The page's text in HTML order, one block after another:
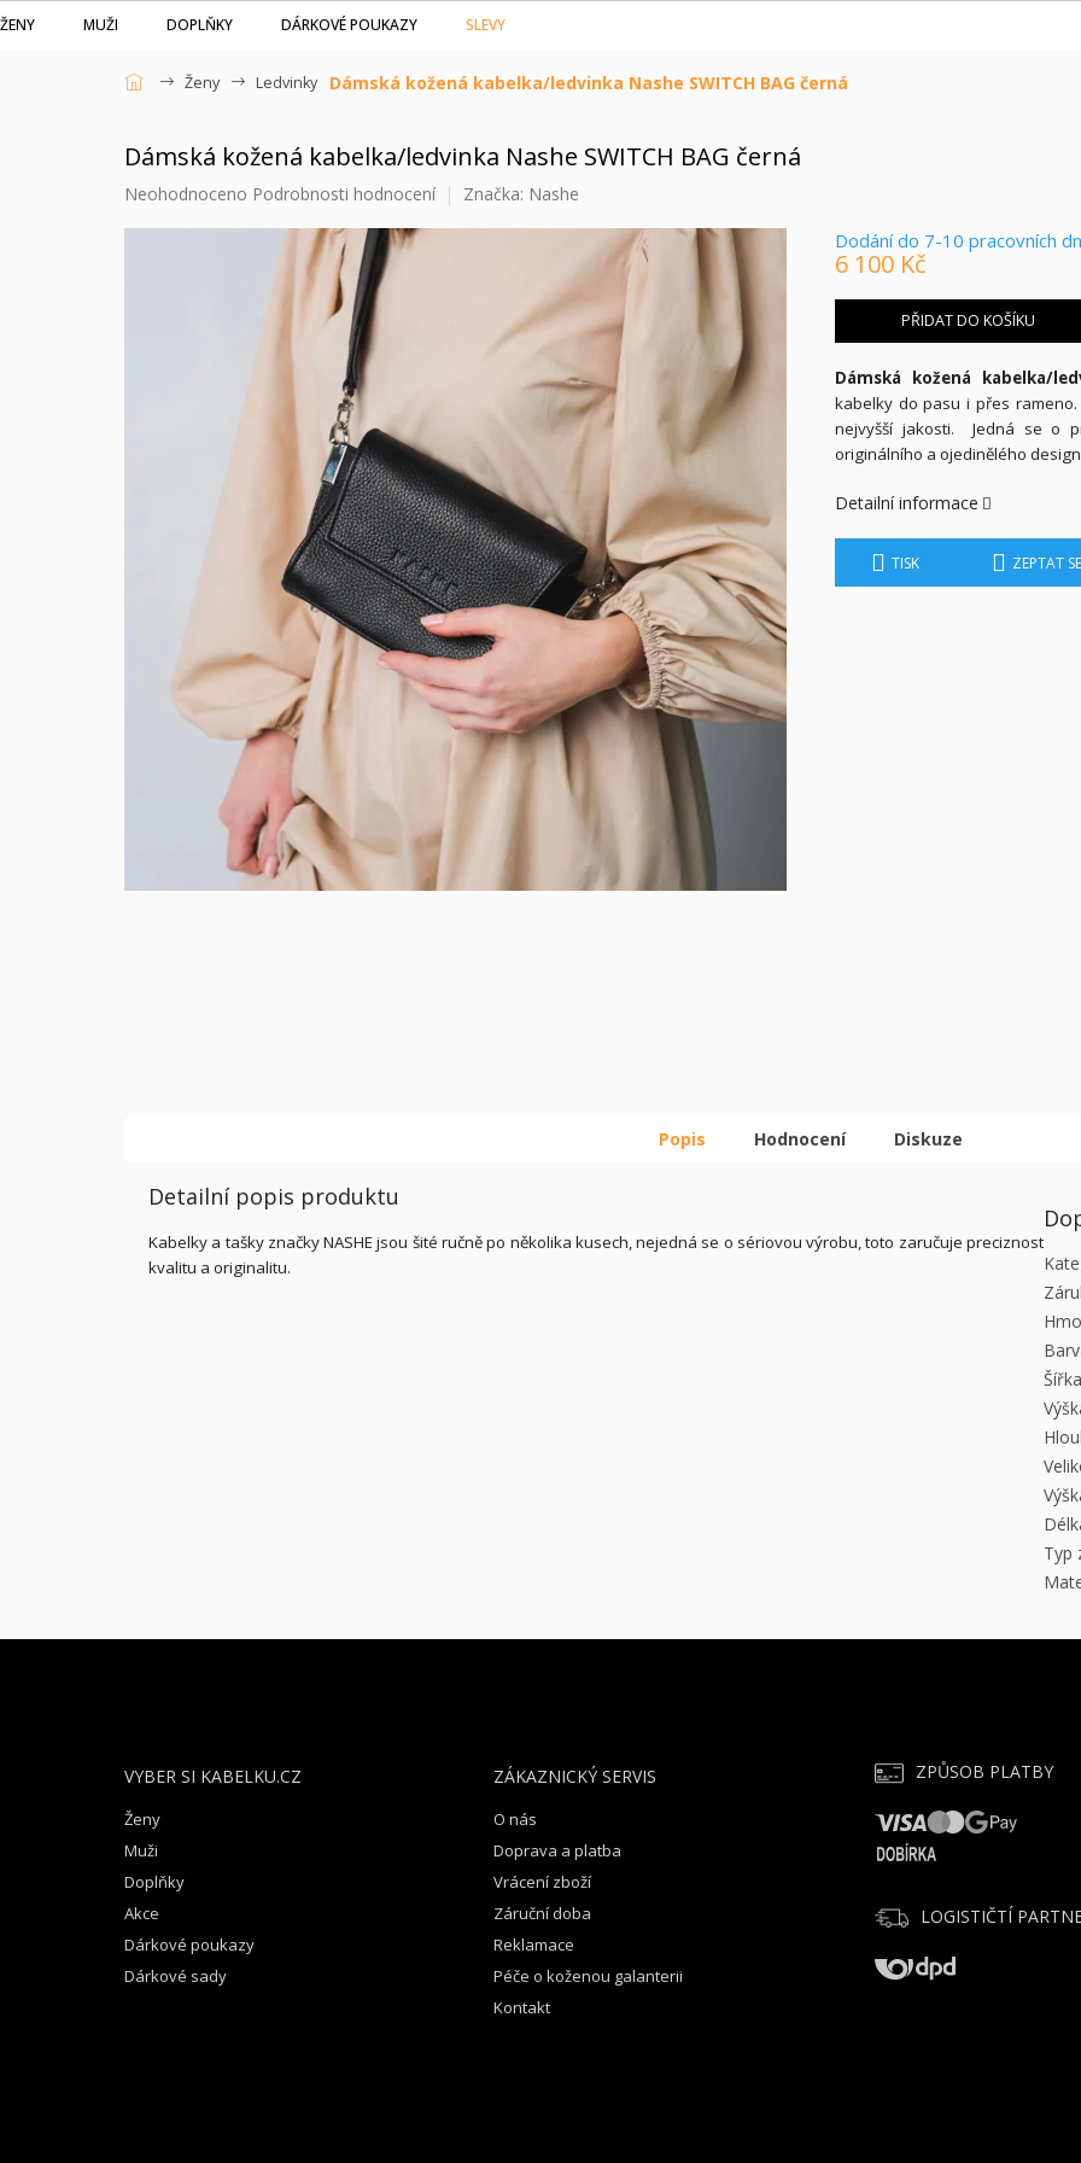
Přejít
na
ŽENY MUŽI DOPLŇKY DÁRKOVÉ POUKAZY SLEVY
Ženy Ledvinky Dámská kožená kabelka/ledvinka Nashe SWITCH BAG černá
Dámská kožená kabelka/ledvinka Nashe SWITCH BAG černá
Průměrné
Neohodnoceno Podrobnosti hodnocení Značka: Nashe
6 100 Kč
cena:
Dodání do 7-10 pracovních
PŘIDAT DO KOŠÍKU
Dámská kožená kabelka/
kabelky do pasu i přes rameno.
nejvyšší jakosti. Jedná se o
originálního a ojedinělého
Detailní informace
TISK ZEPTAT SE
Popis Hodnocení Diskuze
Detailní popis produktu
Kabelky a tašky značky NASHE jsou šité ručně po několika kusech, nejedná se o sériovou výrobu, toto zaručuje preciznost
kvalitu a originalitu.
Šířka
Typ
VYBER SI KABELKU.CZ
Ženy
Muži
Doplňky
Akce
Dárkové poukazy
Dárkové sady
ZÁKAZNICKÝ SERVIS
O nás
Doprava a platba
Vrácení zboží
Záruční doba
Reklamace
Péče o koženou galanterii
Kontakt
ZPŮSOB PLATBY
LOGISTIČTÍ